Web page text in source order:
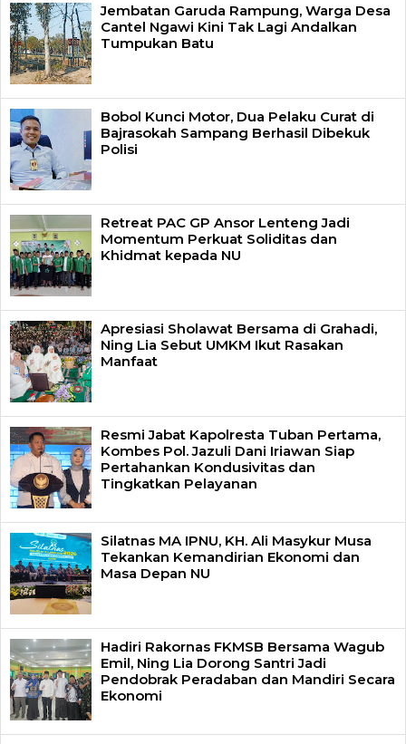
Jembatan Garuda Rampung, Warga Desa
Cantel Ngawi Kini Tak Lagi Andalkan
Tumpukan Batu
Bobol Kunci Motor, Dua Pelaku Curat di
Bajrasokah Sampang Berhasil Dibekuk
Polisi
Retreat PAC GP Ansor Lenteng Jadi
Momentum Perkuat Soliditas dan
Khidmat kepada NU
Apresiasi Sholawat Bersama di Grahadi,
Ning Lia Sebut UMKM Ikut Rasakan
Manfaat
Resmi Jabat Kapolresta Tuban Pertama,
Kombes Pol. Jazuli Dani Iriawan Siap
Pertahankan Kondusivitas dan
Tingkatkan Pelayanan
Silatnas MA IPNU, KH. Ali Masykur Musa
Tekankan Kemandirian Ekonomi dan
Masa Depan NU
Hadiri Rakornas FKMSB Bersama Wagub
Emil, Ning Lia Dorong Santri Jadi
Pendobrak Peradaban dan Mandiri Secara
Ekonomi